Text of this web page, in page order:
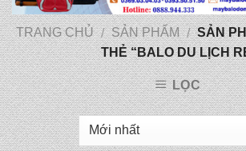
TRANG CHỦ / SẢN PHẨM / SẢN
THẺ “BALO DU LỊCH
LỌC